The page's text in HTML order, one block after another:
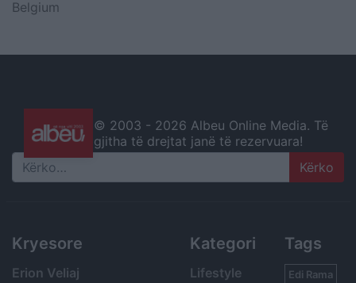
Belgium
© 2003 - 2026 Albeu Online Media. Të
gjitha të drejtat janë të rezervuara!
Search
Kryesore
Erion Veliaj
Kategori
Lifestyle
Tags
Edi Rama